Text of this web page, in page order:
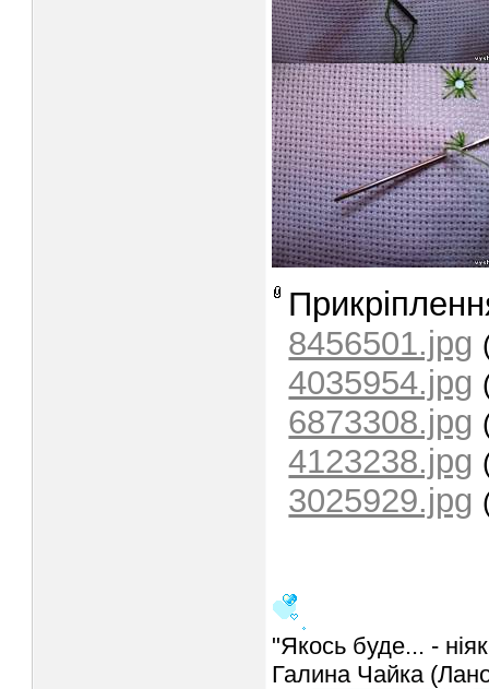
8456501.jpg
4035954.jpg
6873308.jpg
4123238.jpg
3025929.jpg
"Якось буде... -
Галина Чайка